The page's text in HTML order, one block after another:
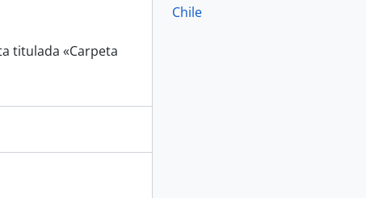
titulada «Carpeta
Chile